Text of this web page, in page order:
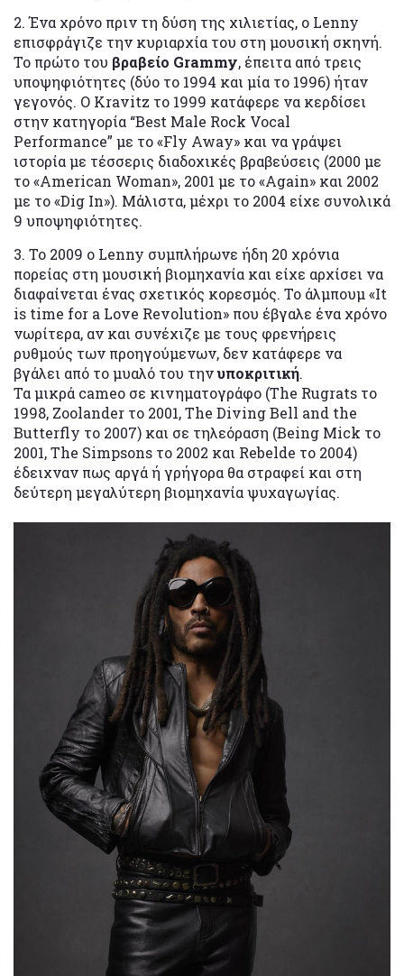
2. Ένα χρόνο πριν τη δύση της χιλιετίας, ο Lenny
επισφράγιζε την κυριαρχία του στη μουσική σκηνή.
Το πρώτο του βραβείο Grammy, έπειτα από τρεις
υποψηφιότητες (δύο το 1994 και μία το 1996) ήταν
γεγονός. Ο Kravitz το 1999 κατάφερε να κερδίσει
στην κατηγορία “Best Male Rock Vocal
Performance” με το «Fly Away» και να γράψει
ιστορία με τέσσερις διαδοχικές βραβεύσεις (2000 με
το «American Woman», 2001 με το «Again» και 2002
με το «Dig In»). Μάλιστα, μέχρι το 2004 είχε συνολικά
9 υποψηφιότητες.
3. Το 2009 ο Lenny συμπλήρωνε ήδη 20 χρόνια
πορείας στη μουσική βιομηχανία και είχε αρχίσει να
διαφαίνεται ένας σχετικός κορεσμός. Το άλμπουμ «It
is time for a Love Revolution» που έβγαλε ένα χρόνο
νωρίτερα, αν και συνέχιζε με τους φρενήρεις
ρυθμούς των προηγούμενων, δεν κατάφερε να
βγάλει από το μυαλό του τηνυποκριτική.
Τα μικρά cameo σε κινηματογράφο (The Rugrats το
1998, Zoolander το 2001, The Diving Bell and the
Butterfly το 2007) και σε τηλεόραση (Being Mick τo
2001, The Simpsons το 2002 και Rebelde το 2004)
έδειχναν πως αργά ή γρήγορα θα στραφεί και στη
δεύτερη μεγαλύτερη βιομηχανία ψυχαγωγίας.